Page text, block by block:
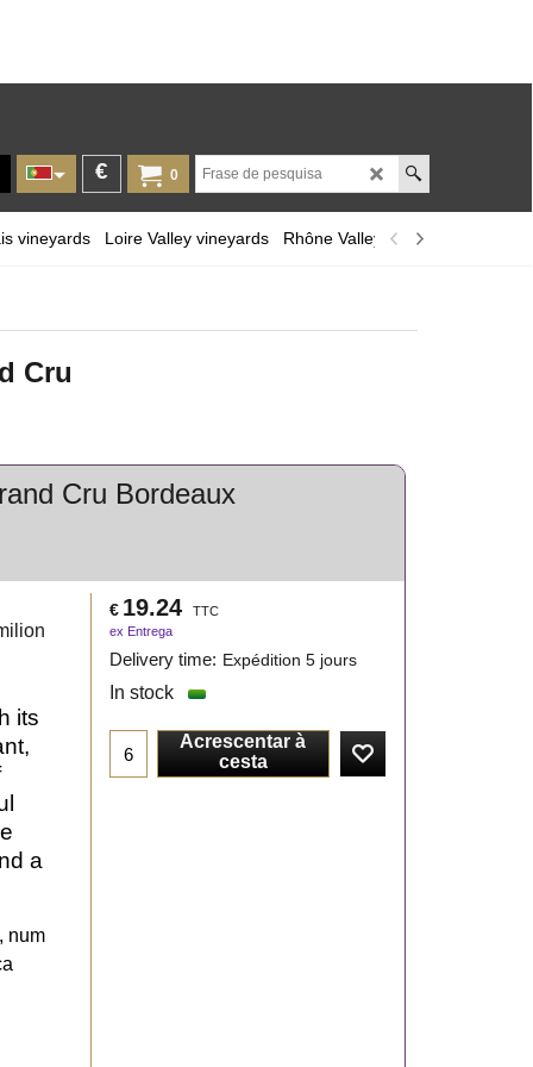
0
€
vineyards Loire Valley vineyards Rhône Valley Provence and
Cru
Cru Bordeaux
€ 19.24
TTC
ex Entrega
Delivery time: Expédition 5 jours
In stock
Acrescentar à
cesta
its
a
num